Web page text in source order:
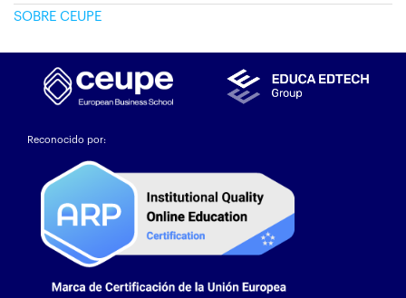
SOBRE CEUPE
Reconocido por: